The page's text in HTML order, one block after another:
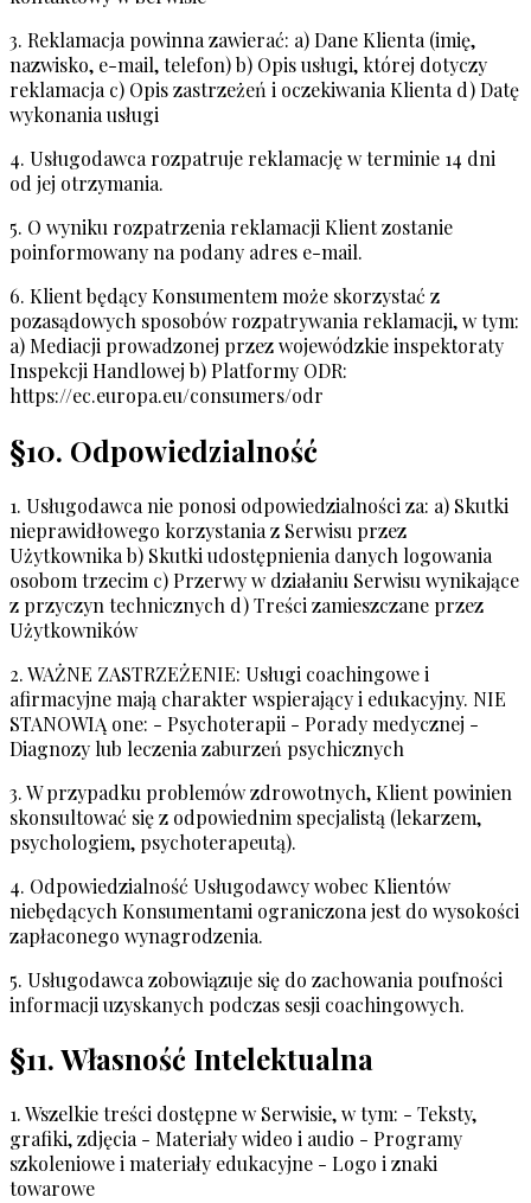
3. Reklamacja powinna zawierać: a) Dane Klienta (imię,
nazwisko, e-mail, telefon) b) Opis usługi, której dotyczy
reklamacja c) Opis zastrzeżeń i oczekiwania Klienta d) Datę
wykonania usługi
4. Usługodawca rozpatruje reklamację w terminie 14 dni
od jej otrzymania.
5. O wyniku rozpatrzenia reklamacji Klient zostanie
poinformowany na podany adres e-mail.
6. Klient będący Konsumentem może skorzystać z
pozasądowych sposobów rozpatrywania reklamacji, w tym:
a) Mediacji prowadzonej przez wojewódzkie inspektoraty
Inspekcji Handlowej b) Platformy ODR:
https://ec.europa.eu/consumers/odr
§10. Odpowiedzialność
1. Usługodawca nie ponosi odpowiedzialności za: a) Skutki
nieprawidłowego korzystania z Serwisu przez
Użytkownika b) Skutki udostępnienia danych logowania
osobom trzecim c) Przerwy w działaniu Serwisu wynikające
z przyczyn technicznych d) Treści zamieszczane przez
Użytkowników
2. WAŻNE ZASTRZEŻENIE: Usługi coachingowe i
afirmacyjne mają charakter wspierający i edukacyjny. NIE
STANOWIĄ one: - Psychoterapii - Porady medycznej -
Diagnozy lub leczenia zaburzeń psychicznych
3. W przypadku problemów zdrowotnych, Klient powinien
skonsultować się z odpowiednim specjalistą (lekarzem,
psychologiem, psychoterapeutą).
4. Odpowiedzialność Usługodawcy wobec Klientów
niebędących Konsumentami ograniczona jest do wysokości
zapłaconego wynagrodzenia.
5. Usługodawca zobowiązuje się do zachowania poufności
informacji uzyskanych podczas sesji coachingowych.
§11. Własność Intelektualna
1. Wszelkie treści dostępne w Serwisie, w tym: - Teksty,
grafiki, zdjęcia - Materiały wideo i audio - Programy
szkoleniowe i materiały edukacyjne - Logo i znaki
towarowe